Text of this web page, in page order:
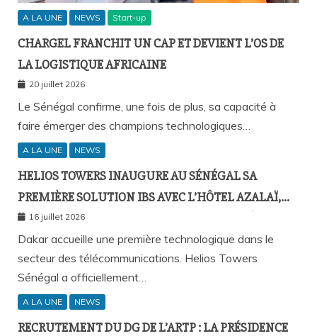
A LA UNE NEWS Start-up
CHARGEL FRANCHIT UN CAP ET DEVIENT L’OS DE
LA LOGISTIQUE AFRICAINE
20 juillet 2026
Le Sénégal confirme, une fois de plus, sa capacité à
faire émerger des champions technologiques…
A LA UNE NEWS
HELIOS TOWERS INAUGURE AU SÉNÉGAL SA
PREMIÈRE SOLUTION IBS AVEC L’HÔTEL AZALAÏ,
NOUVEAU STANDARD DE LA CONNECTIVITÉ
MOBILE À L’INTÉRIEUR DES BÂTIMENTS
16 juillet 2026
Dakar accueille une première technologique dans le
secteur des télécommunications. Helios Towers
Sénégal a officiellement…
A LA UNE NEWS
RECRUTEMENT DU DG DE L’ARTP : LA PRÉSIDENCE